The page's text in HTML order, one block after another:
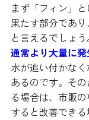
まず「フィン」
果たす部分であ
と言えるでしょ
通常より大量に発
水が追い付かな
あるのです。そ
る場合は、市販
すると改善できる